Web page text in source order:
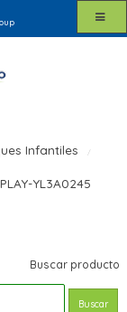
Infantiles
YL3A0245
Buscar producto
Buscar